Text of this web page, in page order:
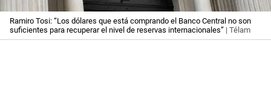
Ramiro Tosi: “Los dólares que está comprando el Banco Central no son
suficientes para recuperar el nivel de reservas internacionales” | Télam